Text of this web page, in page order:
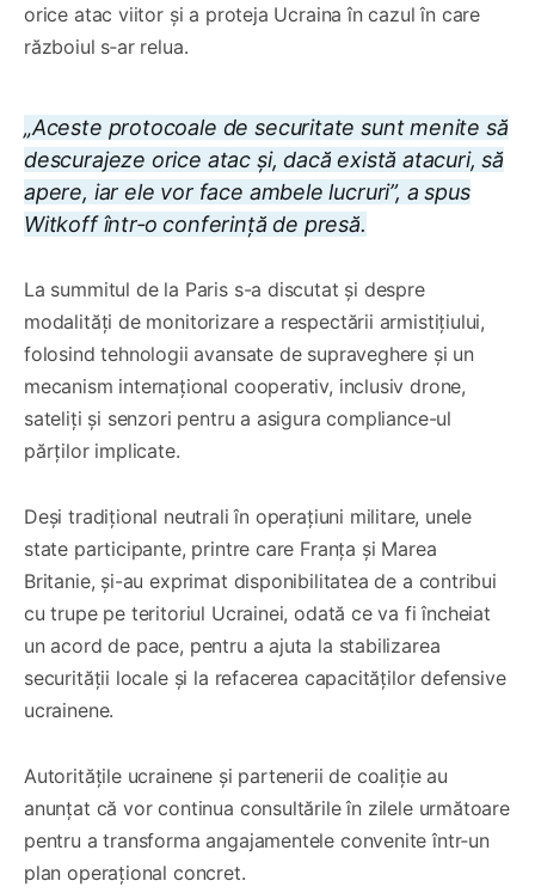
orice atac viitor şi a proteja Ucraina în cazul în care
războiul s‑ar relua.
„Aceste protocoale de securitate sunt menite să
descurajeze orice atac şi, dacă există atacuri, să
apere, iar ele vor face ambele lucruri”, a spus
Witkoff într‑o conferinţă de presă.
La summitul de la Paris s-a discutat și despre
modalități de monitorizare a respectării armistițiului,
folosind tehnologii avansate de supraveghere și un
mecanism internațional cooperativ, inclusiv drone,
sateliți și senzori pentru a asigura compliance-ul
părților implicate.
Deși tradițional neutrali în operațiuni militare, unele
state participante, printre care Franța și Marea
Britanie, și-au exprimat disponibilitatea de a contribui
cu trupe pe teritoriul Ucrainei, odată ce va fi încheiat
un acord de pace, pentru a ajuta la stabilizarea
securității locale și la refacerea capacităților defensive
ucrainene.
Autorităţile ucrainene şi partenerii de coaliţie au
anunţat că vor continua consultările în zilele următoare
pentru a transforma angajamentele convenite într‑un
plan operaţional concret.